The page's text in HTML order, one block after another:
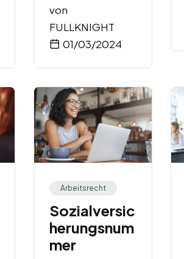
von
FULLKNIGHT
01/03/2024
Arbeitsrecht
Sozialversic
herungsnum
mer